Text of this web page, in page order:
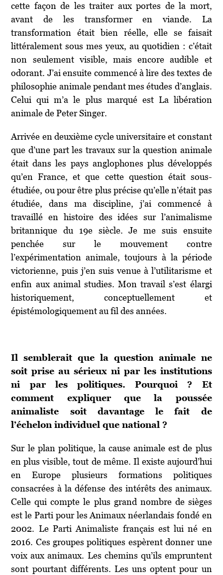
cette façon de les traiter aux portes de la mort,
avant de les transformer en viande. La
transformation était bien réelle, elle se faisait
littéralement sous mes yeux, au quotidien : c’était
non seulement visible, mais encore audible et
odorant. J’ai ensuite commencé à lire des textes de
philosophie animale pendant mes études d’anglais.
Celui qui m’a le plus marqué est La libération
animale de Peter Singer.
Arrivée en deuxième cycle universitaire et constant
que d’une part les travaux sur la question animale
était dans les pays anglophones plus développés
qu’en France, et que cette question était sous-
étudiée, ou pour être plus précise qu’elle n’était pas
étudiée, dans ma discipline, j’ai commencé à
travaillé en histoire des idées sur l’animalisme
britannique du 19e siècle. Je me suis ensuite
penchée sur le mouvement contre
l’expérimentation animale, toujours à la période
victorienne, puis j’en suis venue à l’utilitarisme et
enfin aux animal studies. Mon travail s’est élargi
historiquement, conceptuellement et
épistémologiquement au fil des années.
Il semblerait que la question animale ne
soit prise au sérieux ni par les institutions
ni par les politiques. Pourquoi ? Et
comment expliquer que la poussée
animaliste soit davantage le fait de
l’échelon individuel que national ?
Sur le plan politique, la cause animale est de plus
en plus visible, tout de même. Il existe aujourd’hui
en Europe plusieurs formations politiques
consacrées à la défense des intérêts des animaux.
Celle qui compte le plus grand nombre de sièges
est le Parti pour les Animaux néerlandais fondé en
2002. Le Parti Animaliste français est lui né en
2016. Ces groupes politiques espèrent donner une
voix aux animaux. Les chemins qu’ils empruntent
sont pourtant différents. Les uns optent pour un